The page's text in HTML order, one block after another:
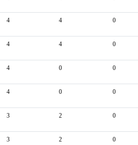
4 4 0
4 4 0
4 0 0
4 0 0
3 2 0
3 2 0